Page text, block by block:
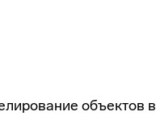
объектов в